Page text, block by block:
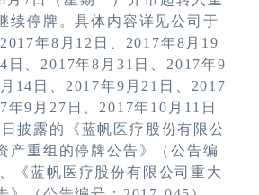
续停牌。具体内容详见公司于
2017年8 月 12 日、 2017年8 月 19
日、 2017年8 月 31 日、 2017年9
月 14 日、 2017年9 月 21 日、 2017
年9 月 27 日、 2017年10 月 11 日
日披露的《蓝帆医疗股份有限公
产重组的停牌公告》（公告编
《蓝帆医疗股份有限公司重大